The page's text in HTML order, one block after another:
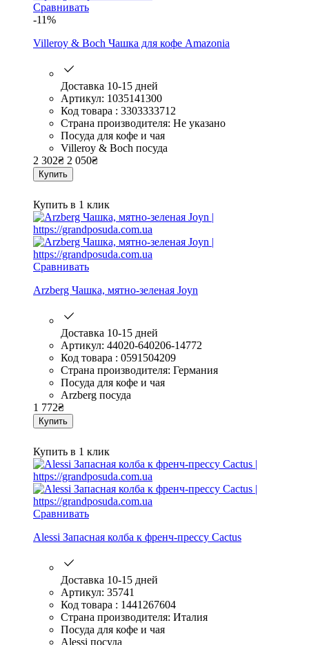
Сравнивать
-11%
Villeroy & Boch Чашка для кофе Amazonia
Доставка 10-15 дней
Артикул: 1035141300
Код товара : 3303333712
Страна производителя: Не указано
Посуда для кофе и чая
Villeroy & Boch посуда
2 302₴ 2 050₴
Купить
Купить в 1 клик
Сравнивать
Arzberg Чашка, мятно-зеленая Joyn
Доставка 10-15 дней
Артикул: 44020-640206-14772
Код товара : 0591504209
Страна производителя: Германия
Посуда для кофе и чая
Arzberg посуда
1 772₴
Купить
Купить в 1 клик
Сравнивать
Alessi Запасная колба к френч-прессу Cactus
Доставка 10-15 дней
Артикул: 35741
Код товара : 1441267604
Страна производителя: Италия
Посуда для кофе и чая
Alessi посуда